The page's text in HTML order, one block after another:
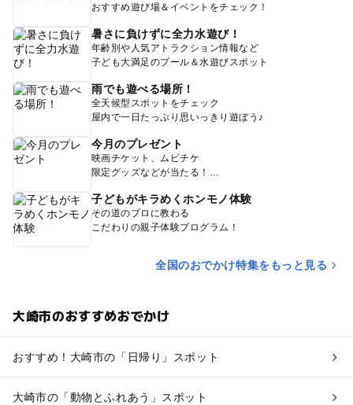
おすすめ遊び場＆イベントをチェック！
暑さに負けずに全力水遊び！
年齢別や人気アトラクション情報など
子ども大満足のプール＆水遊びスポット
雨でも遊べる場所！
全天候型スポットをチェック
屋内で一日たっぷり思いっきり遊ぼう♪
今月のプレゼント
映画チケット、ムビチケ
限定グッズなどが当たる！
子どもがキラめくホンモノ体験
その道のプロに教わる
こだわりの親子体験プログラム！
全国のおでかけ特集をもっと見る
大崎市のおすすめおでかけ
おすすめ！大崎市の「日帰り」スポット
大崎市の「動物とふれあう」スポット